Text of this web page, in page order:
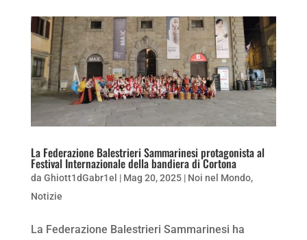
La Federazione Balestrieri Sammarinesi protagonista al
Festival Internazionale della bandiera di Cortona
da Ghiott1dGabr1el | Mag 20, 2025| Noi nel Mondo,
Notizie
La Federazione Balestrieri Sammarinesi ha